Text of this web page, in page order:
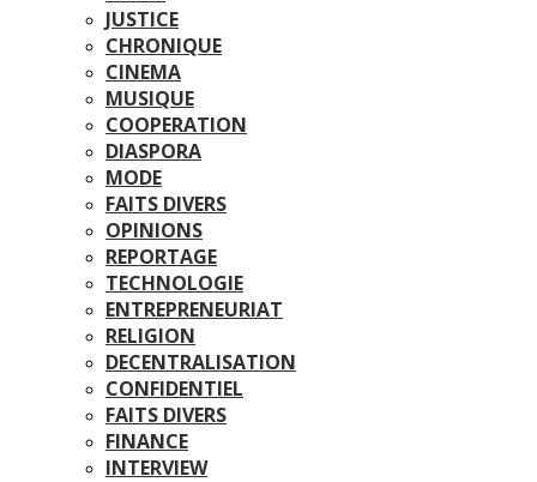
JUSTICE
CHRONIQUE
CINEMA
MUSIQUE
COOPERATION
DIASPORA
MODE
FAITS DIVERS
OPINIONS
REPORTAGE
TECHNOLOGIE
ENTREPRENEURIAT
RELIGION
DECENTRALISATION
CONFIDENTIEL
FAITS DIVERS
FINANCE
INTERVIEW